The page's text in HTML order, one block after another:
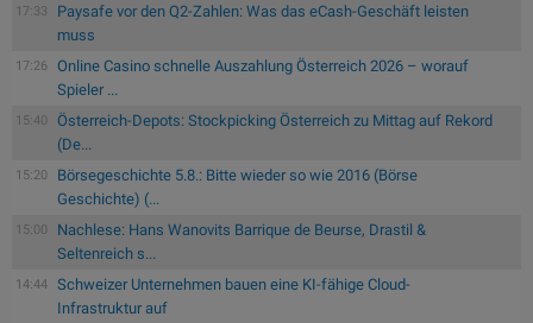
17:33
Paysafe vor den Q2-Zahlen: Was das eCash-Geschäft leisten
muss
17:26
Online Casino schnelle Auszahlung Österreich 2026 – worauf
Spieler ...
15:40
Österreich-Depots: Stockpicking Österreich zu Mittag auf Rekord
(De...
15:20
Börsegeschichte 5.8.: Bitte wieder so wie 2016 (Börse
Geschichte) (...
15:00
Nachlese: Hans Wanovits Barrique de Beurse, Drastil &
Seltenreich s...
14:44
Schweizer Unternehmen bauen eine KI-fähige Cloud-
Infrastruktur auf